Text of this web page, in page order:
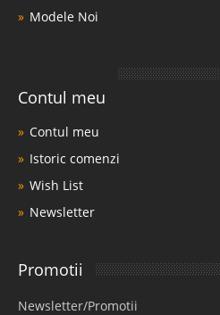
Modele Noi
Contul meu
Contul meu
Istoric comenzi
Wish List
Newsletter
Promotii
Newsletter/Promotii